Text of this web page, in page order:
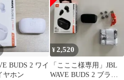
BUDS 2 ワイ
ヤホン
¥2,520
「こここ様専用」JBL
WAVE BUDS 2 ブラッ